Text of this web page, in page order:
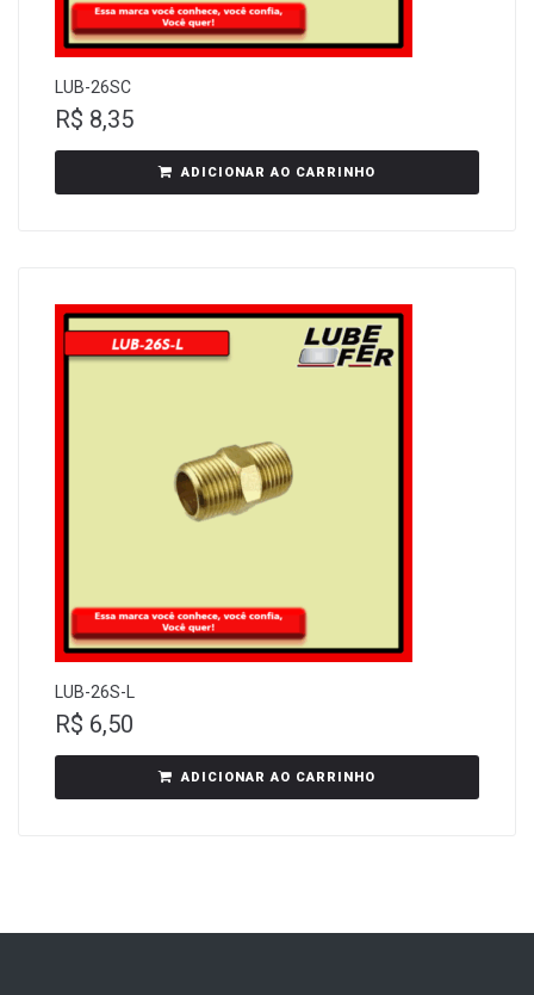
LUB-26SC
R$ 8,35
ADICIONAR AO CARRINHO
LUB-26S-L
R$ 6,50
ADICIONAR AO CARRINHO